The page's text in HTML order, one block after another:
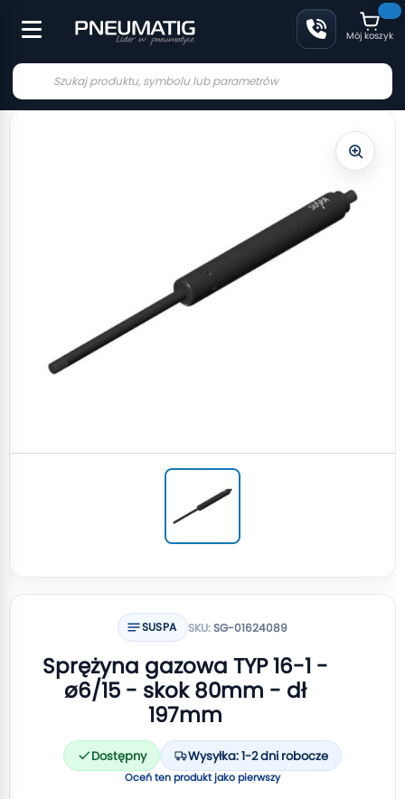
Mój koszyk
SUSPA SKU:SG-01624089
Sprężyna gazowa TYP 16-1 -
ø6/15 - skok 80mm - dł
197mm
Dostępny Wysyłka: 1-2 dni robocze
Oceń ten produkt jako pierwszy